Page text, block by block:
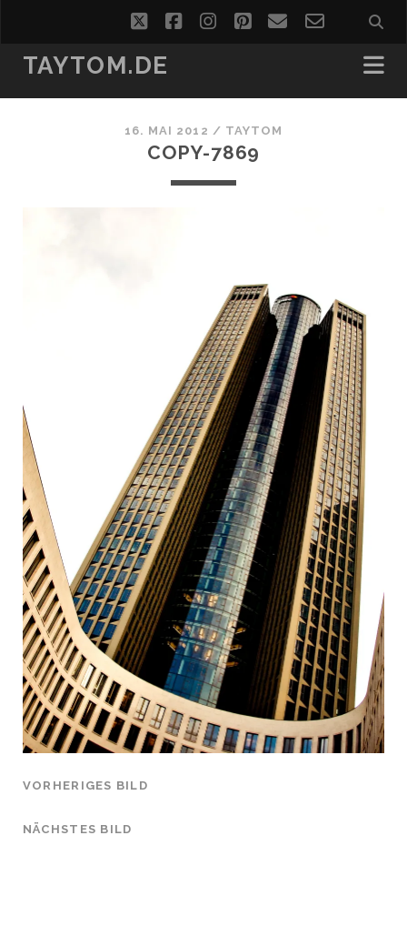
twitterfacebookinstagram
pinterest
emailemail-
form
TAYTOM.DE
16. MAI 2012 / TAYTOM
COPY-7869
VORHERIGES BILD
NÄCHSTES BILD